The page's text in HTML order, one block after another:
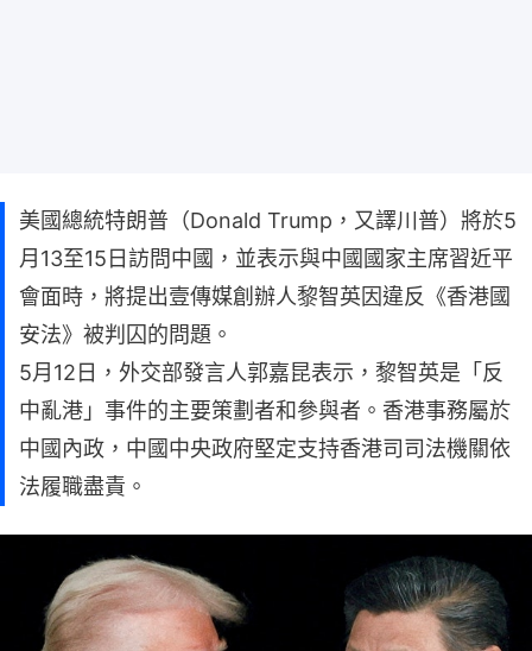
美國總統特朗普（Donald Trump，又譯川普）將於5
月13至15日訪問中國，並表示與中國國家主席習近平
會面時，將提出壹傳媒創辦人黎智英因違反《香港國
安法》被判囚的問題。
5月12日，外交部發言人郭嘉昆表示，黎智英是「反
中亂港」事件的主要策劃者和參與者。香港事務屬於
中國內政，中國中央政府堅定支持香港司司法機關依
法履職盡責。